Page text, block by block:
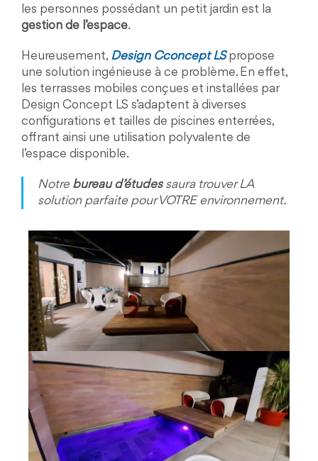
les personnes possédant un petit jardin est la
gestion de l’espace.
Heureusement, Design Cconcept LSpropose
une solution ingénieuse à ce problème. En effet,
les terrasses mobiles conçues et installées par
Design Concept LS s’adaptent à diverses
configurations et tailles de piscines enterrées,
offrant ainsi une utilisation polyvalente de
l’espace disponible.
Notre bureau d’étudessaura trouver LA
solution parfaite pour VOTRE environnement.